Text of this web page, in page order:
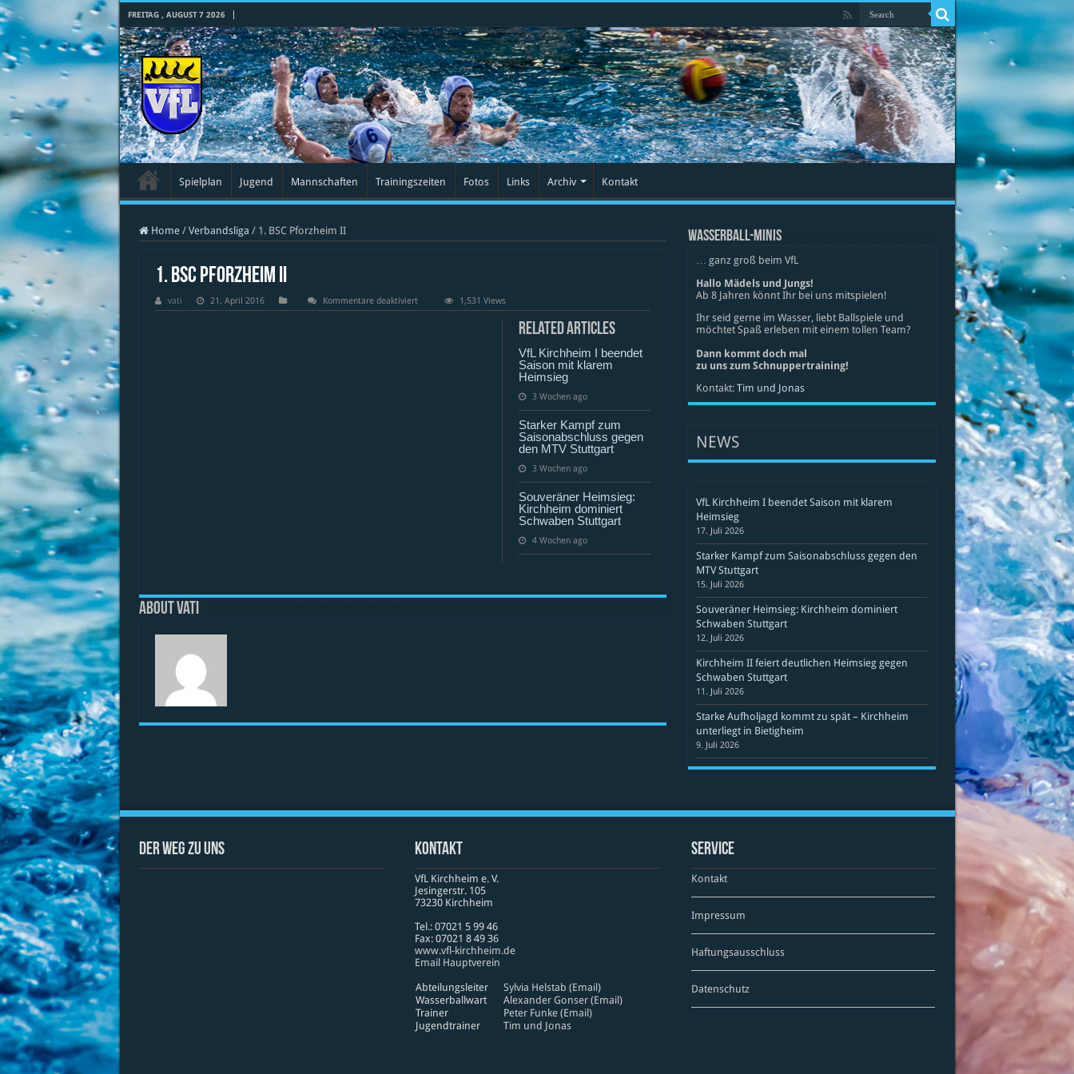
FREITAG , AUGUST 7 2026
Spielplan Jugend Mannschaften Trainingszeiten Fotos Links Archiv Kontakt
Home / Verbandsliga / 1. BSC Pforzheim II
1. BSC Pforzheim II
vati 21. April 2016 Kommentare deaktiviertfür
1.
1,531 Views
Related Articles
VfL Kirchheim I beendet
Saison mit klarem
Heimsieg
3 Wochen ago
Starker Kampf zum
Saisonabschluss gegen
den MTV Stuttgart
3 Wochen ago
Souveräner Heimsieg:
Kirchheim dominiert
Schwaben Stuttgart
4 Wochen ago
About vati
WASSERBALL-MINIS
… ganz groß beim VfL
Hallo Mädels und Jungs!
Ab 8 Jahren könnt Ihr bei uns mitspielen!
Ihr seid gerne im Wasser, liebt Ballspiele und
möchtet Spaß erleben mit einem tollen Team?
Dann kommt doch mal
zu uns zum Schnuppertraining!
Kontakt: Tim und Jonas
NEWS
VfL Kirchheim I beendet Saison mit klarem
Heimsieg
17. Juli 2026
Starker Kampf zum Saisonabschluss gegen den
MTV Stuttgart
15. Juli 2026
Souveräner Heimsieg: Kirchheim dominiert
Schwaben Stuttgart
12. Juli 2026
Kirchheim II feiert deutlichen Heimsieg gegen
Schwaben Stuttgart
11. Juli 2026
Starke Aufholjagd kommt zu spät – Kirchheim
unterliegt in Bietigheim
9. Juli 2026
Der Weg zu uns Kontakt
VfL Kirchheim e. V.
Jesinger­str. 105
73230 Kirch­heim
Tel.: 07021 5 99 46
Fax: 07021 8 49 36
www​.vfl​-kirch​heim​.de
Email Hauptverein
Abteilungsleiter
Sylvia Helstab (Email)
Wasserballwart
Alexander Gonser (Email)
Trainer
Peter Funke (Email)
Jugendtrainer
Tim und Jonas
Service
Kontakt
Impressum
Haftungsausschluss
Datenschutz